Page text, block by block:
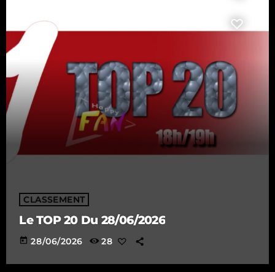
CLASSEMENT
Le TOP 20 Du 28/06/2026
today 28/06/2026 28